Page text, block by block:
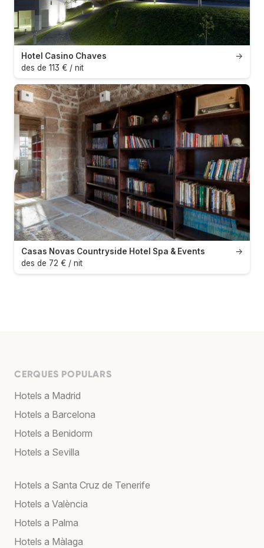
→
Hotel Casino Chaves
des de 113 € / nit
→
Casas Novas Countryside Hotel Spa & Events
des de 72 € / nit
CERQUES POPULARS
Hotels a Madrid
Hotels a Barcelona
Hotels a Benidorm
Hotels a Sevilla
Hotels a Santa Cruz de Tenerife
Hotels a València
Hotels a Palma
Hotels a Màlaga